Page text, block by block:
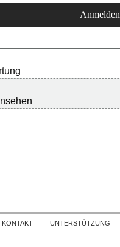
KONTAKT UNTERSTÜTZUNG